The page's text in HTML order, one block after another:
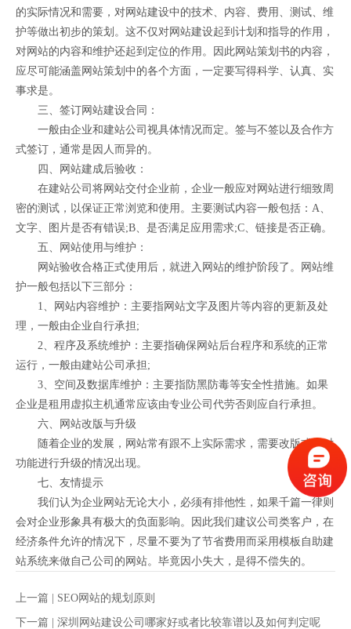
的实际情况和需要，对网站建设中的技术、内容、费用、测试、维
护等做出初步的策划。这不仅对网站建设起到计划和指导的作用，
对网站的内容和维护还起到定位的作用。因此网站策划书的内容，
应尽可能涵盖网站策划中的各个方面，一定要写得科学、认真、实
事求是。
三、签订网站建设合同：
一般由企业和建站公司视具体情况而定。签与不签以及合作方
式签订，通常是因人而异的。
四、网站建成后验收：
在建站公司将网站交付企业前，企业一般应对网站进行细致周
密的测试，以保证正常浏览和使用。主要测试内容一般包括：A、
文字、图片是否有错误;B、是否满足应用需求;C、链接是否正确。
五、网站使用与维护：
网站验收合格正式使用后，就进入网站的维护阶段了。网站维
护一般包括以下三部分：
1、网站内容维护：主要指网站文字及图片等内容的更新及处
理，一般由企业自行承担;
2、程序及系统维护：主要指确保网站后台程序和系统的正常
运行，一般由建站公司承担;
3、空间及数据库维护：主要指防黑防毒等安全性措施。如果
企业是租用虚拟主机通常应该由专业公司代劳否则应自行承担。
六、网站改版与升级
随着企业的发展，网站常有跟不上实际需求，需要改版或者对
功能进行升级的情况出现。
七、友情提示
我们认为企业网站无论大小，必须有排他性，如果千篇一律则
会对企业形象具有极大的负面影响。因此我们建议公司类客户，在
经济条件允许的情况下，尽量不要为了节省费用而采用模板自助建
站系统来做自己公司的网站。毕竟因小失大，是得不偿失的。
上一篇 | SEO网站的规划原则
下一篇 | 深圳网站建设公司哪家好或者比较靠谱以及如何判定呢